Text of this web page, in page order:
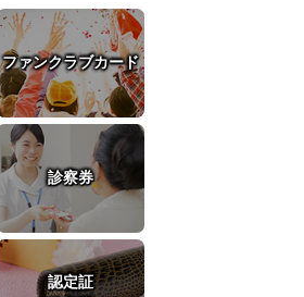
ファンクラブカード
診察券
認定証